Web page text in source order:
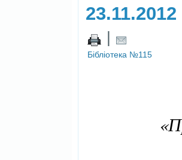
23.11.2012
|
Бібліотека №115